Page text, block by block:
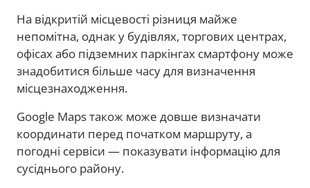
На відкритій місцевості різниця майже
непомітна, однак у будівлях, торгових центрах,
офісах або підземних паркінгах смартфону може
знадобитися більше часу для визначення
місцезнаходження.
Google Maps також може довше визначати
координати перед початком маршруту, а
погодні сервіси — показувати інформацію для
сусіднього району.